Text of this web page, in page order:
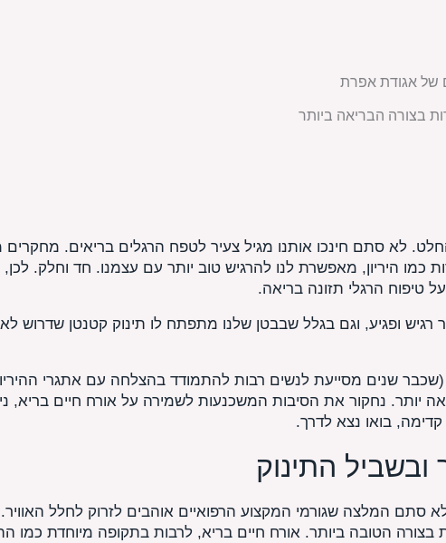
של אגודת אפרת
בצורה הבריאה ביותר
לא סתם חינכו אותנו מגיל צעיר לטפח הרגלים בריאים. מחקרים
היריון, מאפשרת לנו להרגיש טוב יותר עם עצמנו. חד וחלק. לכן,
טיפוח הרגלי תזונה בריאה.
רגיש ופגיע, וגם בגלל שבבטן שלנו מתפתח לו תינוק קטנטן שדרוש
שנים מסייעת לנשים רבות להתמודד בהצלחה עם אתגרי
יותר. נחקור את הסיבות המשכנעות לשמירה על אורח חיים בריא,
בואו נצא לדרך.
התינוק
סתם המלצה שגורמי המקצוע הרפואיים אוהבים לזרוק לחלל
הטובה ביותר. אורח חיים בריא, לרבות בתקופה מיוחדת כמו